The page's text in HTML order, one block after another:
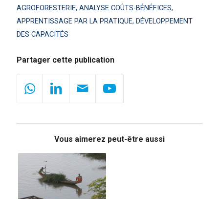
AGROFORESTERIE, ANALYSE COÛTS-BÉNÉFICES,
APPRENTISSAGE PAR LA PRATIQUE, DÉVELOPPEMENT
DES CAPACITÉS
Partager cette publication
Vous aimerez peut-être aussi